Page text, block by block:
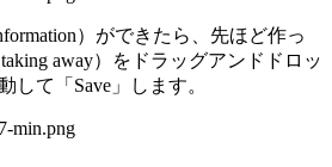
）ができたら、先ほど作っ
away）をドラッグアンドドロッ
して「Save」します。